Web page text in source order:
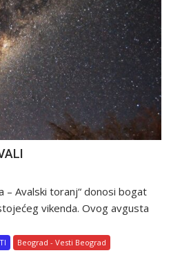
– Avalski toranj“ donosi bogat
vikenda. Ovog avgusta
Beograd - Vesti Beograd